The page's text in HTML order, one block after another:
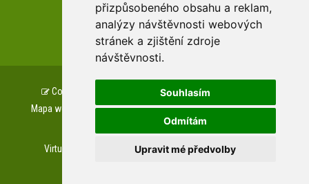
přizpůsobeného obsahu a reklam,
analýzy návštěvnosti webových
stránek a zjištění zdroje
návštěvnosti.
Souhlasím
Odmítám
Upravit mé předvolby
zařízení Pardubického kraje
Copyright © www.csszampach.cz, created by
Mapa webu
Prohlášení o přístupnosti GDPR
Cookies
Napište nám
Virtuální prohlídky Letecké prohlídky
Web kamera